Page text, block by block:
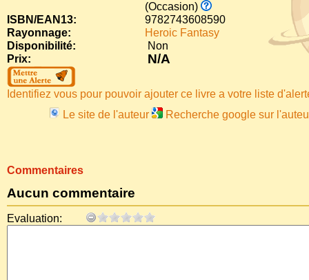
(Occasion)
ISBN/EAN13:
9782743608590
Rayonnage:
Heroic Fantasy
Disponibilité:
Non
Prix:
N/A
Identifiez vous pour pouvoir ajouter ce livre a votre liste
Le site de l'auteur
Recherche google sur
Commentaires
Aucun commentaire
Evaluation: